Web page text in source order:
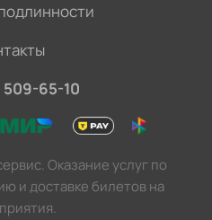
509-65-10
Оказание услуг по
и доставке билетов на